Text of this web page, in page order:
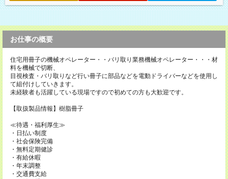
お仕事の概要
住宅用冊子の機械オペレーター・・バリ取り業務機械オペレーター・・・材
料を機械で切断、
目視検査・バリ取りなど行い冊子に部品などを電動ドライバーなどを使用し
て組付けしていきます。
未経験者も活躍している現場ですので初めての方も大歓迎です。
【取扱製品情報】樹脂冊子
≪待遇・福利厚生≫
・日払い制度
・社会保険完備
・無料定期健診
・有給休暇
・年末調整
・交通費支給